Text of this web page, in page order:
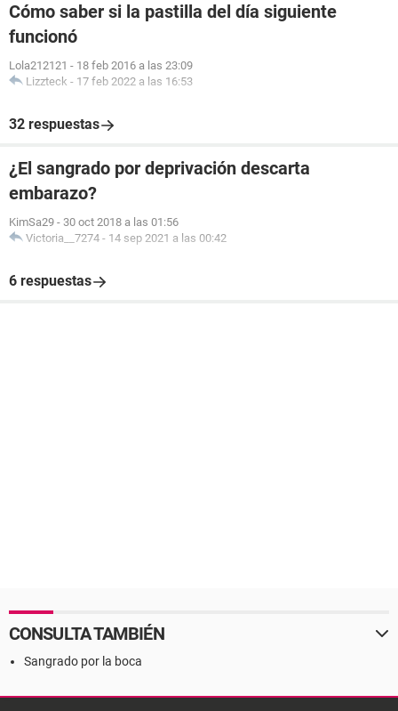
Cómo saber si la pastilla del día siguiente
funcionó
Lola212121 - 18 feb 2016 a las 23:09
Lizzteck - 17 feb 2022 a las 16:53
32 respuestas
¿El sangrado por deprivación descarta
embarazo?
KimSa29 - 30 oct 2018 a las 01:56
Victoria__7274 - 14 sep 2021 a las 00:42
6 respuestas
CONSULTA TAMBIÉN
Sangrado por la boca